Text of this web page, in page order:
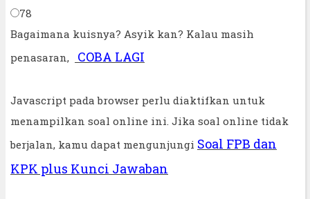
78
Bagaimana kuisnya? Asyik kan? Kalau masih
penasaran,
COBA LAGI
Javascript pada browser perlu diaktifkan untuk
menampilkan soal online ini. Jika soal online tidak
berjalan, kamu dapat mengunjungi Soal FPB dan
KPK plus Kunci Jawaban